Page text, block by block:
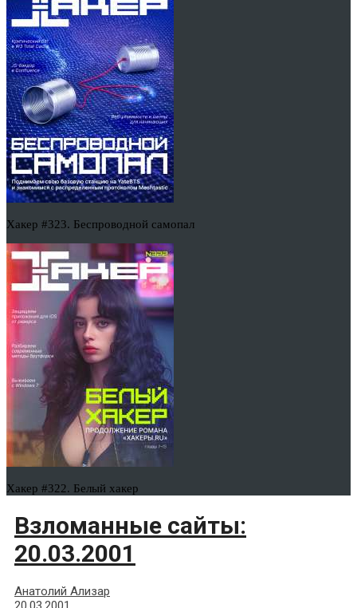
Хакер #323. Беспроводной самопал
Хакер #322. Белый хакер
Взломанные сайты:
20.03.2001
Анатолий Ализар